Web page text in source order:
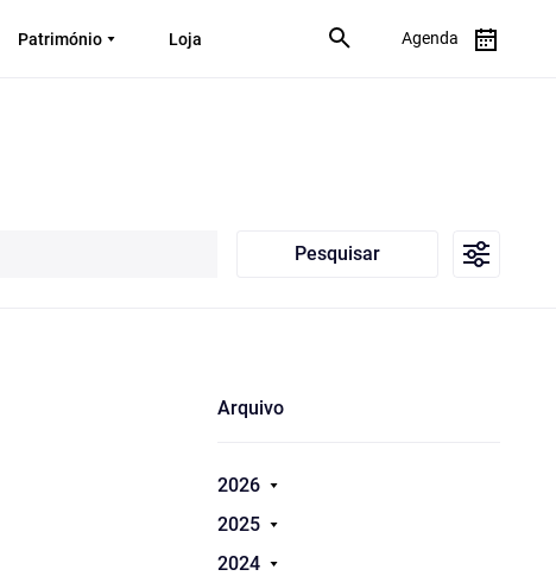
Património Loja Agenda
Pesquisar
Arquivo
2026
2025
2024